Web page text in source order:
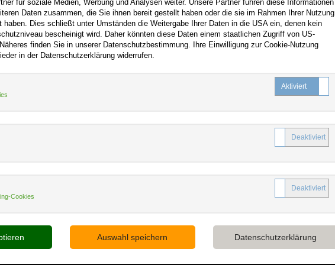
+ Hilfe+
für soziale Medien, Werbung und Analysen weiter. Unsere Partner führen diese Informationen
Daten zusammen, die Sie ihnen bereit gestellt haben oder die sie im Rahmen Ihrer Nutzung
haben. Dies schließt unter Umständen die Weitergabe Ihrer Daten in die USA ein, denen kein
bescheinigt wird. Daher könnten diese Daten einem staatlichen Zugriff von US-
finden Sie in unserer Datenschutzbestimmung. Ihre Einwilligung zur Cookie-Nutzung
in der Datenschutzerklärung widerrufen.
Cookies